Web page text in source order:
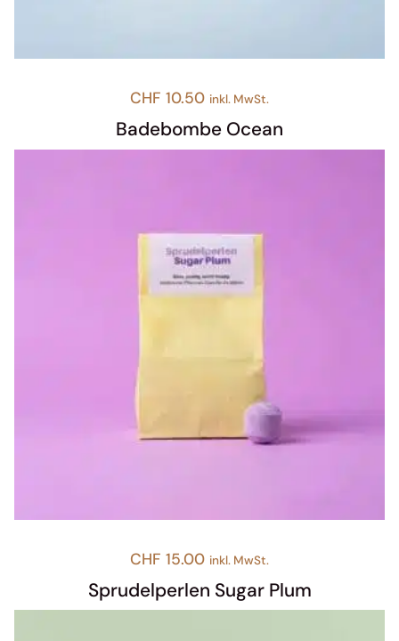
CHF 10.50 inkl. MwSt.
Badebombe Ocean
CHF 15.00 inkl. MwSt.
Sprudelperlen Sugar Plum